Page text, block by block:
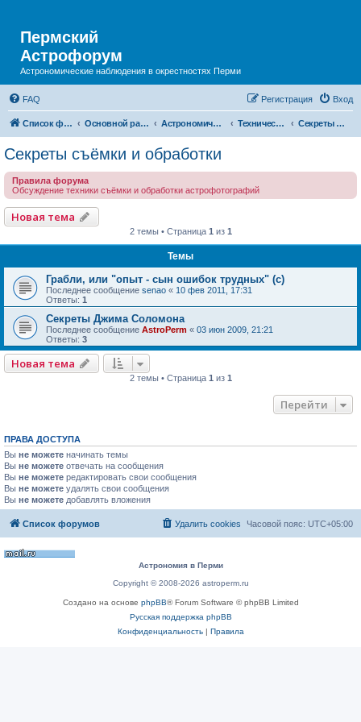
Пермский
Астрофорум
Астрономические наблюдения в окрестностях Перми
FAQ Вход
Регистрация
Список форумов Основной раздел Астрономическая фотография Технический раздел Секреты съёмки и обработки
Секреты съёмки и обработки
Правила форума
Обсуждение техники съёмки и обработки астрофотографий
Новая тема
2 темы • Страница 1 из 1
Темы
Грабли, или "опыт - сын ошибок трудных" (с)
Последнее сообщение senao « 10 фев 2011, 17:31
Ответы: 1
Секреты Джима Соломона
Последнее сообщение AstroPerm « 03 июн 2009, 21:21
Ответы: 3
Новая тема
2 темы • Страница 1 из 1
Перейти
ПРАВА ДОСТУПА
Вы не можете начинать темы
Вы не можете отвечать на сообщения
Вы не можете редактировать свои сообщения
Вы не можете удалять свои сообщения
Вы не можете добавлять вложения
Список форумов Часовой пояс: UTC+05:00
Удалить cookies
Астрономия в Перми
Copyright © 2008-2026 astroperm.ru
Создано на основе phpBB® Forum Software © phpBB Limited
Русская поддержка phpBB
Конфиденциальность| Правила